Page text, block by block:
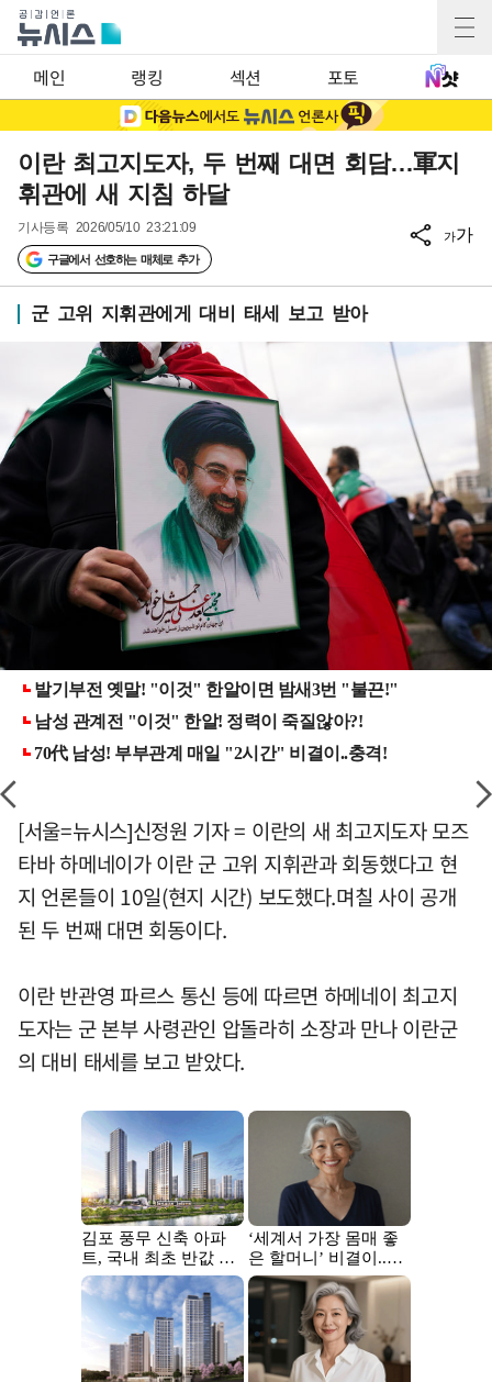
메인 랭킹 섹션 포토
이란 최고지도자, 두 번째 대면 회담…軍지
휘관에 새 지침 하달
기사등록 2026/05/10 23:21:09
구글에서 선호하는 매체로 추가
가가
군 고위 지휘관에게 대비 태세 보고 받아
[서울=뉴시스]신정원 기자 = 이란의 새 최고지도자 모즈
타바 하메네이가 이란 군 고위 지휘관과 회동했다고 현
지 언론들이 10일(현지 시간) 보도했다.며칠 사이 공개
된 두 번째 대면 회동이다.
이란 반관영 파르스 통신 등에 따르면 하메네이 최고지
도자는 군 본부 사령관인 압돌라히 소장과 만나 이란군
의 대비 태세를 보고 받았다.